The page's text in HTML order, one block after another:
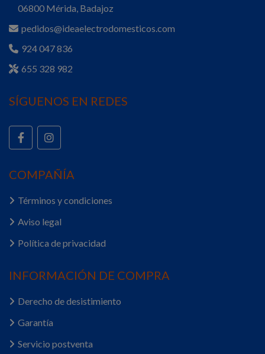
06800 Mérida, Badajoz
pedidos@ideaelectrodomesticos.com
924 047 836
655 328 982
SÍGUENOS EN REDES
COMPAÑÍA
Términos y condiciones
Aviso legal
Política de privacidad
INFORMACIÓN DE COMPRA
Derecho de desistimiento
Garantía
Servicio postventa